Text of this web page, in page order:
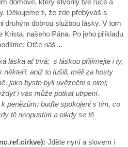
domově, který stvořily tvé ruce a
Děkujeme ti, že zde přebýváš s
druhým dobrou službou lásky. V tom
Krista, našeho Pána. Po jeho příkladu
Otče náš…
láska ať trvá; s láskou přijímejte i ty,
někteří, aniž to tušili, měli za hosty
jako byste byli uvězněni s nimi;
i vás může potkat utrpení.
penězům; buďte spokojeni s tím, co
tě neopustím a nikdy se tě
Jděte nyní a slovem i